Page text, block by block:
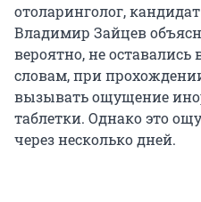
отоларинголог,
Владимир Зайцев
вероятно, не оставались
словам, при
вызывать ощущение
таблетки. Однако это
через несколько дней.